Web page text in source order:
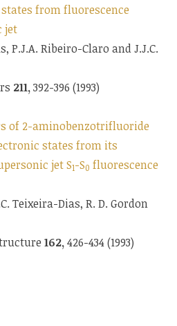
from fluorescence
jet
P.J.A. Ribeiro-Claro and J.J.C.
211,392-396 (1993)
of 2-aminobenzotrifluoride
states from its
jet S1-S0 fluorescence
Teixeira-Dias, R. D. Gordon
162,426-434 (1993)